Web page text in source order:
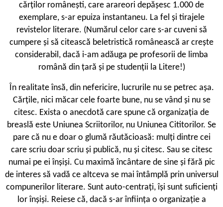
cărților românești, care arareori depășesc 1.000 de
exemplare, s-ar epuiza instantaneu. La fel și tirajele
revistelor literare. (Numărul celor care s-ar cuveni să
cumpere și să citească beletristică românească ar crește
considerabil, dacă i-am adăuga pe profesorii de limba
română din țară și pe studenții la Litere!)
În realitate însă, din nefericire, lucrurile nu se petrec așa.
Cărțile, nici măcar cele foarte bune, nu se vând și nu se
citesc. Exista o anecdotă care spune că organizația de
breaslă este Uniunea Scriitorilor, nu Uniunea Cititorilor. Se
pare că nu e doar o glumă răutăcioasă: mulți dintre cei
care scriu doar scriu și publică, nu și citesc. Sau se citesc
numai pe ei înșiși. Cu maximă încântare de sine și fără pic
de interes să vadă ce altceva se mai întâmplă prin universul
compunerilor literare. Sunt auto-centrați, își sunt suficienți
lor înșiși. Reiese că, dacă s-ar înființa o organizație a